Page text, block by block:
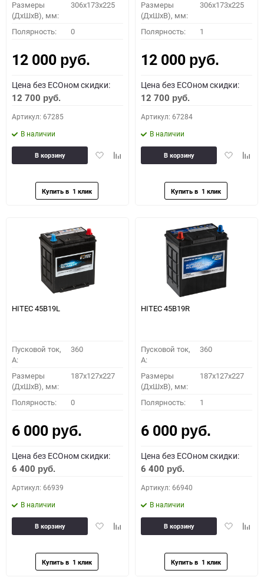
Размеры
(ДхШхВ), мм:
306x173x225
Полярность: 0
12 000 руб.
Цена без ECOном скидки:
12 700 руб.
Артикул: 67285
В наличии
ДобавитьДобавить
В корзину
Размеры
(ДхШхВ), мм:
306x173x225
Полярность: 1
12 000 руб.
Цена без ECOном скидки:
12 700 руб.
Артикул: 67284
В наличии
Добавить
В корзину
HITEC 45B19L
Пусковой ток,
A:
360
Размеры
(ДхШхВ), мм:
187x127x227
Полярность: 0
6 000 руб.
Цена без ECOном скидки:
6 400 руб.
Артикул: 66939
В наличии
ДобавитьДобавить
В корзину
HITEC 45B19R
Пусковой ток,
A:
360
Размеры
(ДхШхВ), мм:
187x127x227
Полярность: 1
6 000 руб.
Цена без ECOном скидки:
6 400 руб.
Артикул: 66940
В наличии
Добавить
В корзину